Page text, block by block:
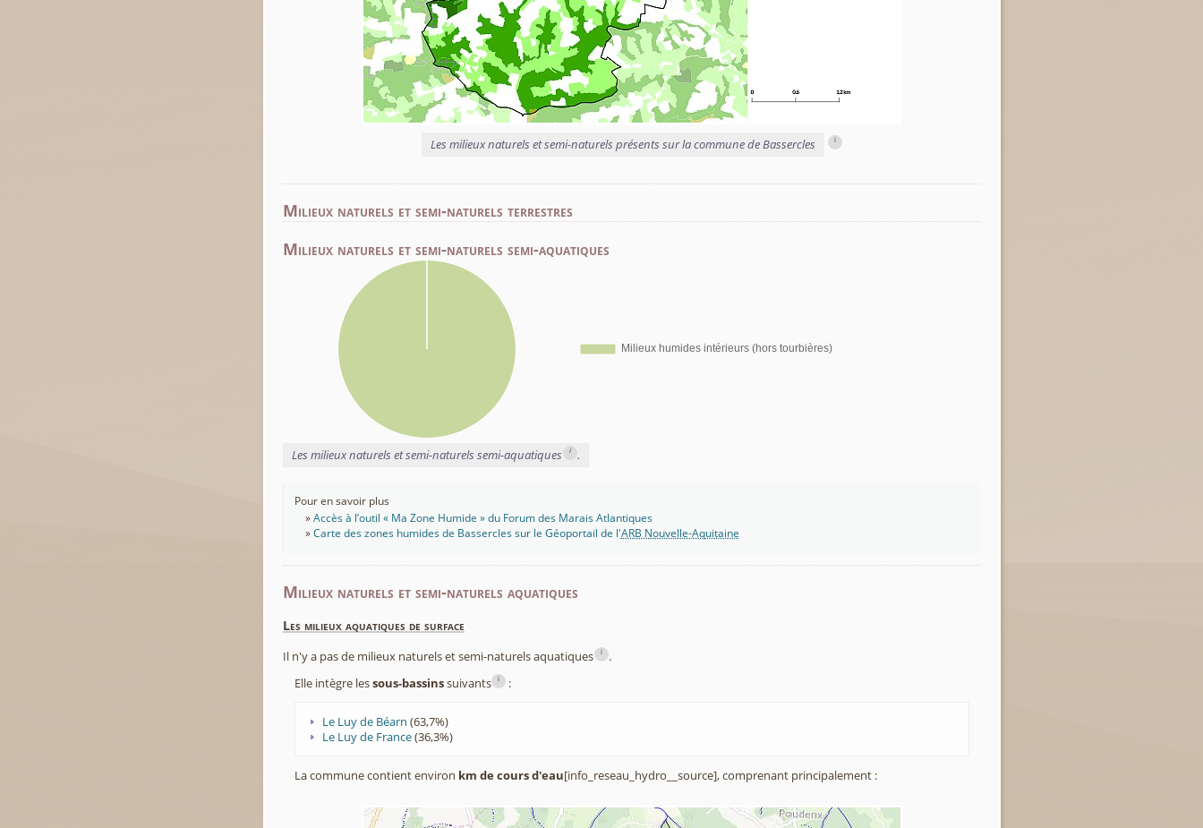
Les milieux naturels et semi-naturels présents sur la commune de Bassercles i
Milieux naturels et semi-naturels terrestres
Milieux naturels et semi-naturels semi-aquatiques
Les milieux naturels et semi-naturels semi-aquatiques i .
Pour en savoir plus
Accès à l’outil « Ma Zone Humide » du Forum des Marais Atlantiques
Carte des zones humides de Bassercles sur le Géoportail de l'ARB Nouvelle-Aquitaine
Milieux naturels et semi-naturels aquatiques
Les milieux aquatiques de surface
Il n'y a pas de milieux naturels et semi-naturels aquatiques i
.
Elle intègre lessous-bassinssuivants i :
Le Luy de Béarn (63,7%)
Le Luy de France(36,3%)
La commune contient environ km de cours d'eau[info_reseau_hydro__source], comprenant principalement :